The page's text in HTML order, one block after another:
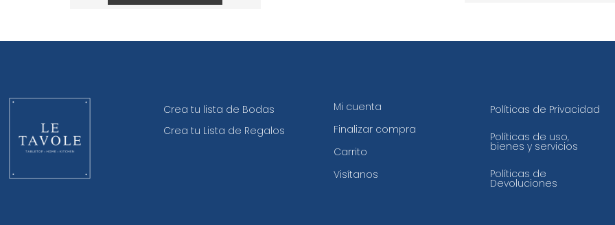
Crea tu lista de Bodas
Crea tu Lista de Regalos
Mi cuenta
Finalizar compra
Carrito
Visítanos
Políticas de Privacidad
Políticas de uso,
bienes y servicios
Políticas de
Devoluciones